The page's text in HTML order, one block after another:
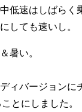
低速はしばらく
しても速いし。
暑い。
ィバージョンに
とにしました。